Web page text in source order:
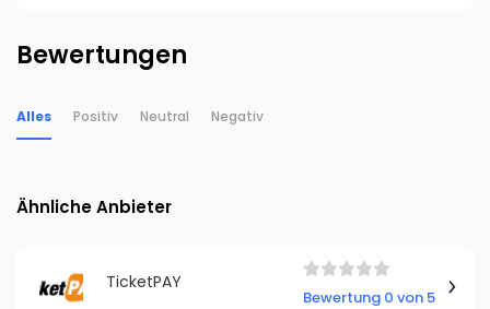
Bewertungen
Alles Positiv Neutral Negativ
Ähnliche Anbieter
TicketPAY
Bewertung 0 von 5